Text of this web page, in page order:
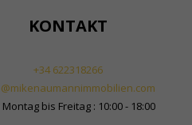
KONTAKT
+34 622318266
bis Freitag : 10:00 - 18:00